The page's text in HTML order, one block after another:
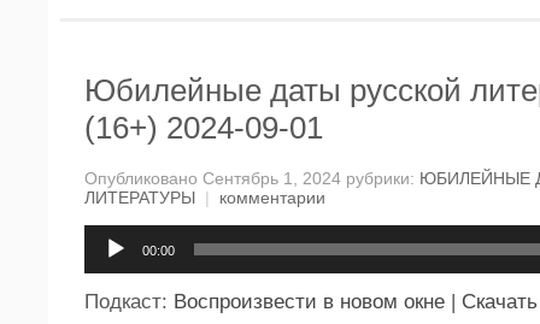
Юбилейные даты русской
(16+) 2024-09-01
Опубликовано Сентябрь 1, 2024 рубрики: ЮБИЛЕЙНЫЕ
ЛИТЕРАТУРЫ | комментарии
00:00
Подкаст: Воспроизвести в новом окне | Скачать